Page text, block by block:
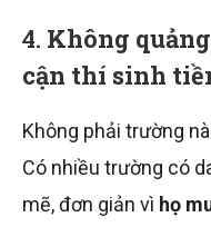
4. Không
cận thí sinh
Không phải trường
Có nhiều trường có
mẽ, đơn giản vì họ